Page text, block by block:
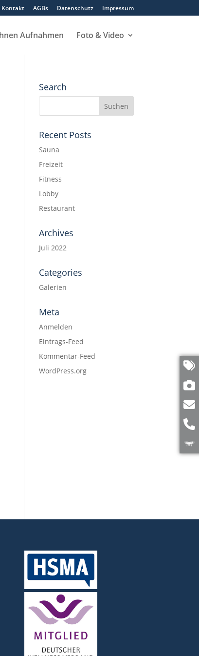
Kontakt AGBs Datenschutz Impressum
Aufnahmen Foto & Video
Search
Recent Posts
Sauna
Freizeit
Fitness
Lobby
Restaurant
Archives
Juli 2022
Categories
Galerien
Meta
Anmelden
Eintrags-Feed
Kommentar-Feed
WordPress.org